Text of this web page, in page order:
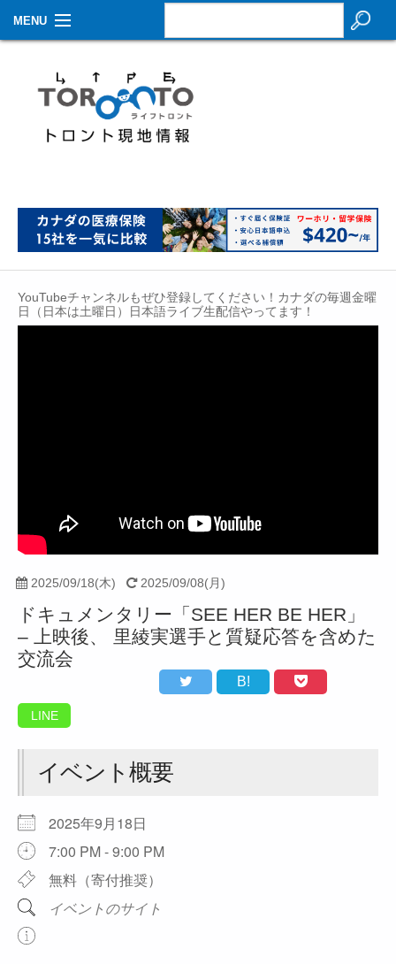
MENU
生活情報
その他
イベントカレンダー
Contact
YouTubeチャンネルもぜひ登録してください！カナダの毎週金曜
日（日本は土曜日）日本語ライブ生配信やってます！
2025/09/18(木) 2025/09/08(月)
ドキュメンタリー「SEE HER BE HER」
– 上映後、 里綾実選手と質疑応答を含めた
交流会
B!
LINE
イベント概要
2025年9月18日
7:00 PM - 9:00 PM
無料（寄付推奨）
イベントのサイト